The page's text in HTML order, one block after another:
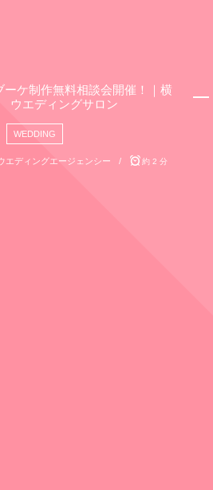
ーケ制作無料相談会開催！｜横
エディングサロン
WEDDING
エディングエージェンシー 約 2 分